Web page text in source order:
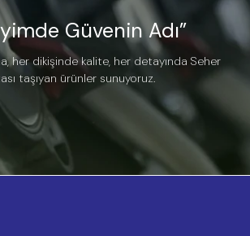
Güvenin Adı”
her dikişinde kalite, her detayında Seher
taşıyan ürünler sunuyoruz.